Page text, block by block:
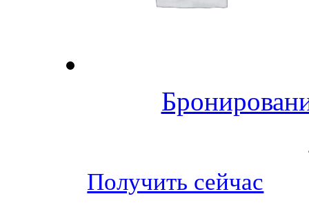
Получить сейчас